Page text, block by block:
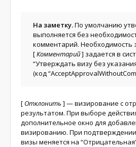
На заметку.По умолчанию
выполняется без
комментарий. Необходимость
[Комментарий] задается в
“Утверждать визу без
(код
[ Отклонить ] — визирование с
результатом. При выборе
дополнительное окно для
визированию. При подтверждении
визы меняется на